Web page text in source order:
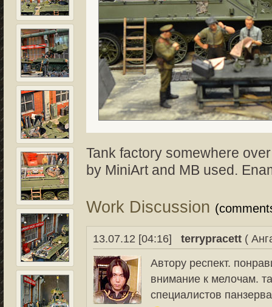
Tank factory somewhere
by MiniArt and MB used.
Work Discussion
13.07.12 [04:16] terrypracett (
Автору респект.
внимание к мелочам.
специалистов